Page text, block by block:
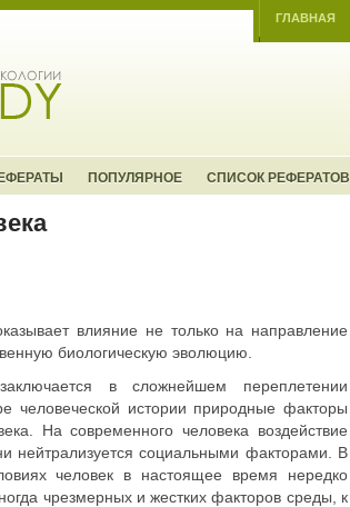
ГЛАВНАЯ
ПОПУЛЯРНОЕ СПИСОК РЕФЕРАТОВ
влияние не только на направление
биологическую эволюцию.
в сложнейшем переплетении
человеческой истории природные факторы
На современного человека воздействие
нейтрализуется социальными факторами. В
человек в настоящее время нередко
чрезмерных и жестких факторов среды, к